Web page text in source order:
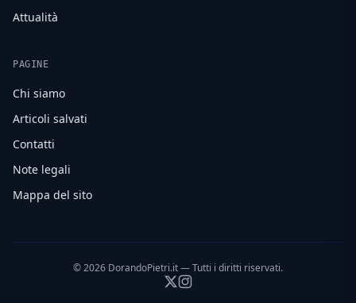
Attualità
PAGINE
Chi siamo
Articoli salvati
Contatti
Note legali
Mappa del sito
© 2026 DorandoPietri.it — Tutti i diritti riservati.